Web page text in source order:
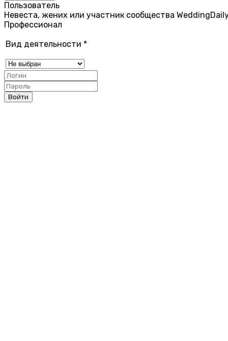
Пользователь
Невеста, жених или участник сообщества
Профессионал
Вид деятельности *